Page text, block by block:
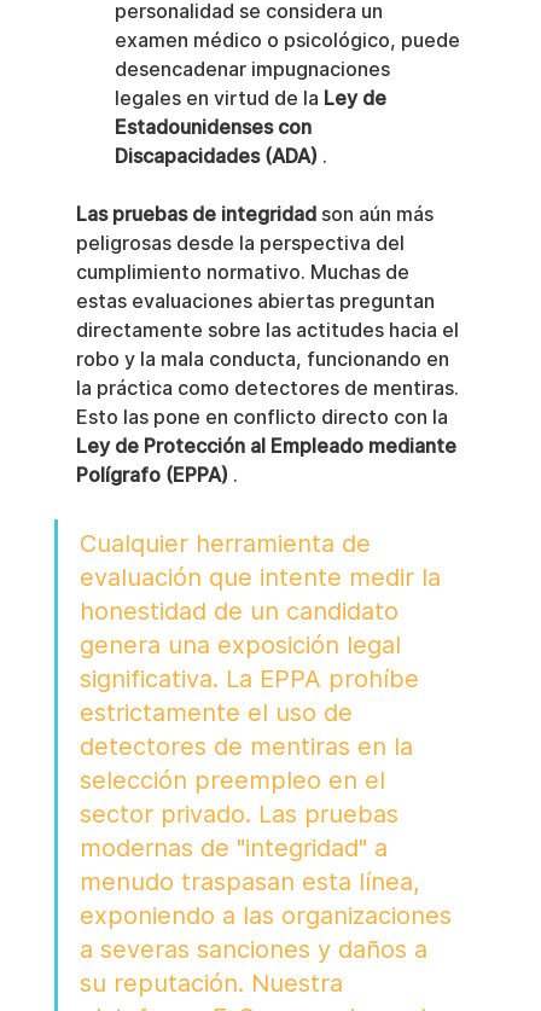
personalidad se considera un
examen médico o psicológico, puede
desencadenar impugnaciones
legales en virtud de la Ley de
Estadounidenses con
Discapacidades (ADA) .
Las pruebas de integridad son aún más
peligrosas desde la perspectiva del
cumplimiento normativo. Muchas de
estas evaluaciones abiertas preguntan
directamente sobre las actitudes hacia el
robo y la mala conducta, funcionando en
la práctica como detectores de mentiras.
Esto las pone en conflicto directo con la
Ley de Protección al Empleado mediante
Polígrafo (EPPA) .
Cualquier herramienta de
evaluación que intente medir la
honestidad de un candidato
genera una exposición legal
significativa. La EPPA prohíbe
estrictamente el uso de
detectores de mentiras en la
selección preempleo en el
sector privado. Las pruebas
modernas de "integridad" a
menudo traspasan esta línea,
exponiendo a las organizaciones
a severas sanciones y daños a
su reputación. Nuestra